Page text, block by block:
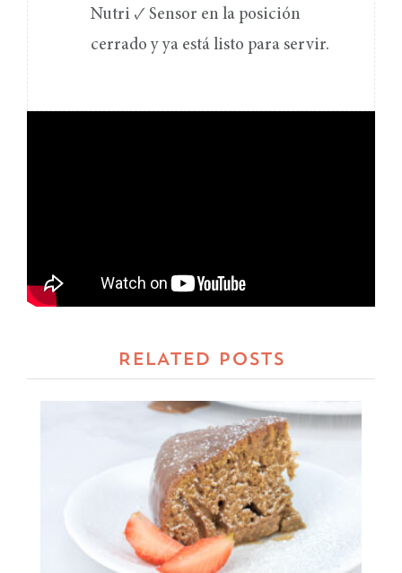
Nutri ✓ Sensor en la posición
cerrado y ya está listo para servir.
RELATED POSTS